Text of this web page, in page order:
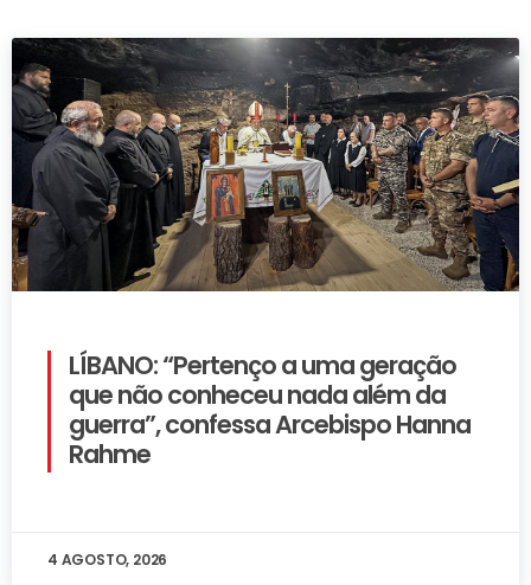
LÍBANO: “Pertenço a uma geração
que não conheceu nada além da
guerra”, confessa Arcebispo Hanna
Rahme
4 AGOSTO, 2026